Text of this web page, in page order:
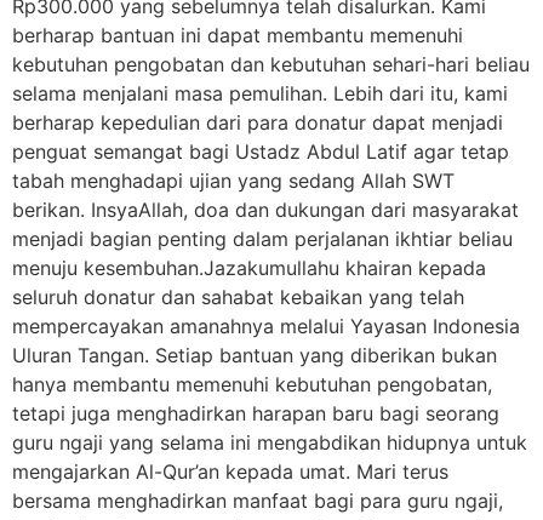
Rp300.000 yang sebelumnya telah disalurkan. Kami
berharap bantuan ini dapat membantu memenuhi
kebutuhan pengobatan dan kebutuhan sehari-hari beliau
selama menjalani masa pemulihan. Lebih dari itu, kami
berharap kepedulian dari para donatur dapat menjadi
penguat semangat bagi Ustadz Abdul Latif agar tetap
tabah menghadapi ujian yang sedang Allah SWT
berikan. InsyaAllah, doa dan dukungan dari masyarakat
menjadi bagian penting dalam perjalanan ikhtiar beliau
menuju kesembuhan.Jazakumullahu khairan kepada
seluruh donatur dan sahabat kebaikan yang telah
mempercayakan amanahnya melalui Yayasan Indonesia
Uluran Tangan. Setiap bantuan yang diberikan bukan
hanya membantu memenuhi kebutuhan pengobatan,
tetapi juga menghadirkan harapan baru bagi seorang
guru ngaji yang selama ini mengabdikan hidupnya untuk
mengajarkan Al-Qur’an kepada umat. Mari terus
bersama menghadirkan manfaat bagi para guru ngaji,